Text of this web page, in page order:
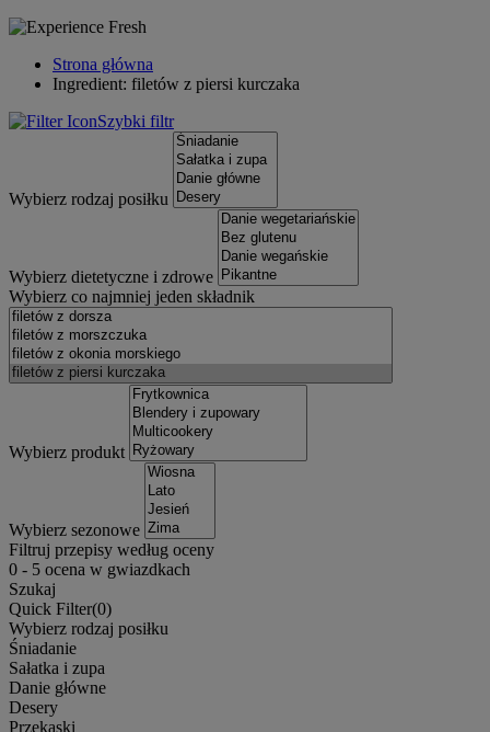
Strona główna
Ingredient: filetów z piersi kurczaka
Szybki filtr
Wybierz rodzaj posiłku
Wybierz dietetyczne i zdrowe
Wybierz co najmniej jeden składnik
Wybierz produkt
Wybierz sezonowe
Filtruj przepisy według oceny
0 - 5 ocena w gwiazdkach
Szukaj
Quick Filter(0)
Wybierz rodzaj posiłku
Śniadanie
Sałatka i zupa
Danie główne
Desery
Przekąski